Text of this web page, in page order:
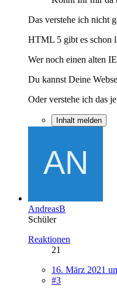
Das verstehe ich nicht
HTML 5 gibt es schon
Wer noch einen alten
Du kannst Deine
Oder verstehe ich das
Inhalt melden
AndreasB
Schüler
Reaktionen
21
16. März 2021
#3